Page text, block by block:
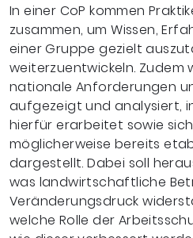
In einer CoP kommen
zusammen, um Wissen,
einer Gruppe gezielt
weiterzuentwickeln. Zudem
nationale Anforderungen
aufgezeigt und analysiert,
hierfür erarbeitet sowie
möglicherweise bereits
dargestellt. Dabei soll
was landwirtschaftliche
Veränderungsdruck
welche Rolle der